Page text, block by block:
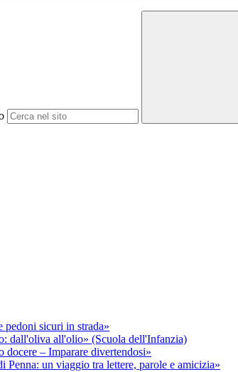
pedoni sicuri in strada»
dall'oliva all'olio» (Scuola dell'Infanzia)
docere – Imparare divertendosi»
Penna: un viaggio tra lettere, parole e amicizia»